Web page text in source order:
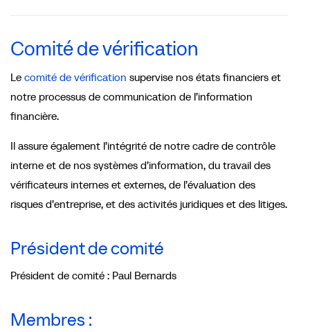
Comité de vérification
Le comité de vérification supervise nos états financiers et
notre processus de communication de l’information
financière.
Il assure également l’intégrité de notre cadre de contrôle
interne et de nos systèmes d’information, du travail des
vérificateurs internes et externes, de l’évaluation des
risques d’entreprise, et des activités juridiques et des litiges.
Président de comité
Président de comité : Paul Bernards
Membres :